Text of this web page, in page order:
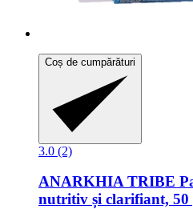
Coș de cumpărături
3.0 (2)
ANARKHIATRIBE
nutritiv și clarifiant, 50